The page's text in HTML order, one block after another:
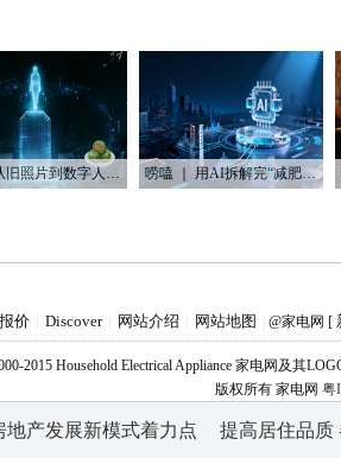
唠嗑丨从旧照片到数字人：AI如何“复活”我们的思念 唠嗑 ｜ 用AI拆解完“减肥逻辑”后，我发现了内容行业的底层套路
价 Discover 网站介绍 网站地图 @家电网 [
2015 Household Electrical Appliance 家电网及其
版权所有 家电网 粤
拆解利用处置环境污染 聚“绿”成势